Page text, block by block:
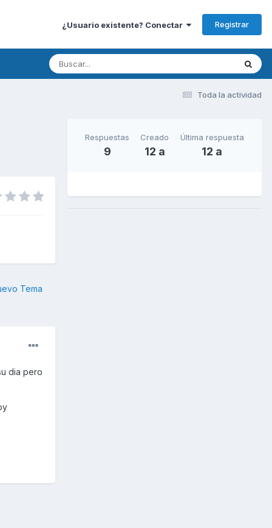
¿Usuario existente? Conectar Registrar
Toda la actividad
Tema
dia pero
Respuestas
9
Creado
12 a
Última respuesta
12 a